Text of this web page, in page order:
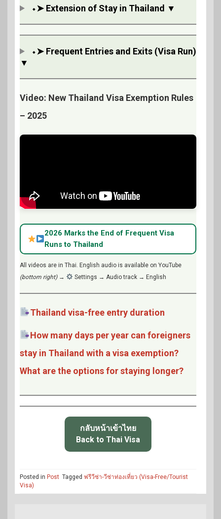
⬩➤ Extension of Stay in Thailand ▼
⬩➤ Frequent Entries and Exits (Visa Run)
▼
Video: New Thailand Visa Exemption Rules
– 2025
2026 Marks the End of Frequent Visa
Runs to Thailand
All videos are in Thai. English audio is available on YouTube
(bottom right)→ Settings → Audio track → English
Thailand visa-free entry duration
How many days per year can foreigners
stay in Thailand with a visa exemption?
What are the options for staying longer?
กลับหน้าเข้าไทย
Back to Thai Visa
Posted in Post Tagged ฟรีวีซ่า-วีซ่าท่องเที่ยว (Visa-Free/Tourist
Visa)